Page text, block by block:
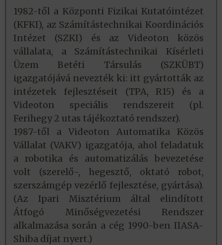
1982-től a Központi Fizikai Kutatóintézet
(KFKI), az Számítástechnikai Koordinációs
Intézet (SZKI) és az Videoton közös
vállalata, a Számítástechnikai Kísérleti
Üzem Betéti Társulás (SZKÜBT)
igazgatójává nevezték ki: itt gyártották az
intézetek fejlesztéseit (TPA, R15) és a
Videoton speciális rendszereit (pl.
Ferihegy 2 utas tájékoztató rendszer).
1987-től a Videoton Automatika Közös
Vállalat (VAKV) igazgatója, ahol feladatuk
a robotika és automatizálás bevezetése
volt (szerelő-, hegesztő, oktató robot,
szerszámgép vezérlő fejlesztése, gyártása).
(Az Ipari Misztérium által elindított
Átfogó Minőségvezetési Rendszer
alkalmazása során a cég 1990-ben IIASA-
Shiba díjat nyert.)